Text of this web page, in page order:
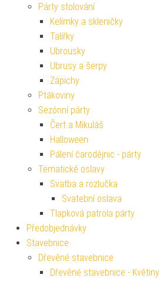
Párty stolování
Kelímky a skleničky
Talířky
Ubrousky
Ubrusy a šerpy
Zápichy
Ptákoviny
Sezónní párty
Čert a Mikuláš
Halloween
Pálení čarodějnic - párty
Tematické oslavy
Svatba a rozlučka
Svatební oslava
Tlapková patrola párty
Předobjednávky
Stavebnice
Dřevěné stavebnice
Dřevěné stavebnice - Květiny